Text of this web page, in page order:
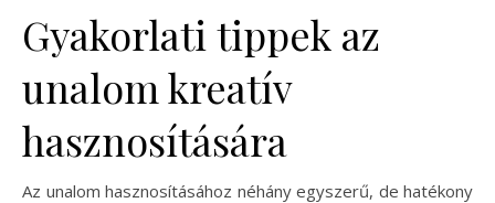
Gyakorlati tippek az
unalom kreatív
hasznosítására
Az unalom hasznosításához néhány egyszerű, de hatékony